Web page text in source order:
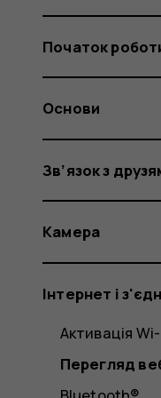
Початок
Основи
Зв’язок з
Камера
Інтернет і
Активація
Перегляд